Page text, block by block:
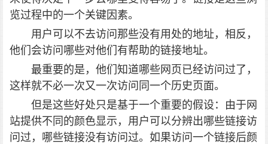
览过程中的一个关键因素。
用户可以不去访问那些没有用处的地址，相反，
他们会访问哪些对他们有帮助的链接地址。
最重要的是，他们知道哪些网页已经访问过了，
这样就不必一次又一次访问同一个历史页面。
但是这些好处只是基于一个重要的假设：由于网
站提供不同的颜色显示，用户可以分辨出哪些链接访
问过，哪些链接没有访问过。如果访问一个链接后颜